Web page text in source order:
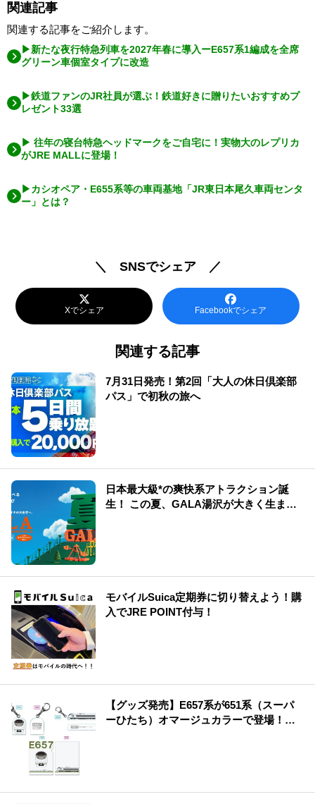
関連記事
関連する記事をご紹介します。
▶新たな夜行特急列車を2027年春に導入ーE657系1編成を全席
グリーン車個室タイプに改造
▶鉄道ファンのJR社員が選ぶ！鉄道好きに贈りたいおすすめプ
レゼント33選
▶ 往年の寝台特急ヘッドマークをご自宅に！実物大のレプリカ
がJRE MALLに登場！
▶カシオペア・E655系等の車両基地「JR東日本尾久車両センタ
ー」とは？
＼ SNSでシェア ／
Xでシェア Facebookでシェア
関連する記事
7月31日発売！第2回「大人の休日倶楽部
パス」で初秋の旅へ
日本最大級*の爽快系アトラクション誕
生！ この夏、GALA湯沢が大きく生まれ
モバイルSuica定期券に切り替えよう！購
入でJRE POINT付与！
【グッズ発売】E657系が651系（スーパ
ーひたち）オマージュカラーで登場！運